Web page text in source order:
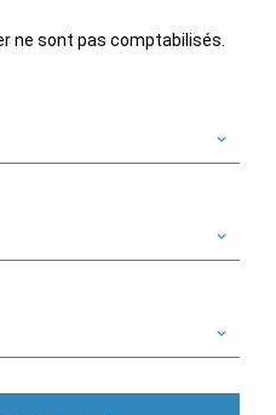
ne sont pas comptabilisés.